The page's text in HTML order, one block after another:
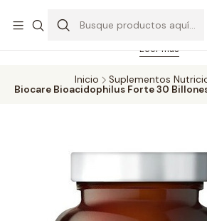
Feriado 21-05-2026 atención hasta las 14 hrs.
día solo área Metropolitana Santiago por
Pedidos hasta 16 hrs., sábados y domingos
Leer más
Inicio
Suplementos
Biocare Bioacidophilus Forte 30